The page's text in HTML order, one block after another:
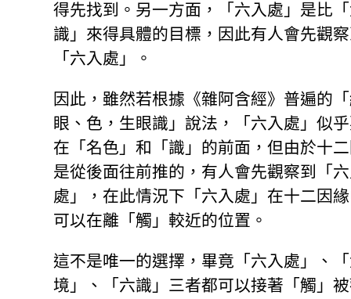
得先找到。另一方面，「六入處」是比
識」來得具體的目標，因此有人會先觀
「六入處」。
因此，雖然若根據《雜阿含經》普遍的
眼、色，生眼識」說法，「六入處」似
在「名色」和「識」的前面，但由於十
是從後面往前推的，有人會先觀察到「
處」，在此情況下「六入處」在十二因
可以在離「觸」較近的位置。
這不是唯一的選擇，畢竟「六入處」、
境」、「六識」三者都可以接著「觸」